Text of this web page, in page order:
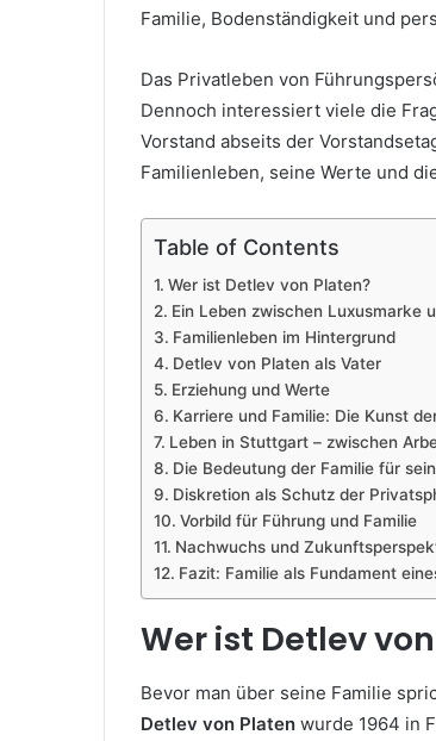
Familie, Bodenständigkeit und
Das Privatleben von
Dennoch interessiert viele die
Vorstand abseits der
Familienleben, seine Werte und
Table of Contents
Wer ist Detlev von Platen?
Ein Leben zwischen Luxusmarke
Familienleben im Hintergrund
Detlev von Platen als Vater
Erziehung und Werte
Karriere und Familie: Die Kunst
Leben in Stuttgart – zwischen
Die Bedeutung der Familie für
Diskretion als Schutz der
Vorbild für Führung und Familie
Nachwuchs und
Fazit: Familie als Fundament
Wer ist Detlev
Bevor man über seine Familie
Detlev von Platen wurde 1964 in